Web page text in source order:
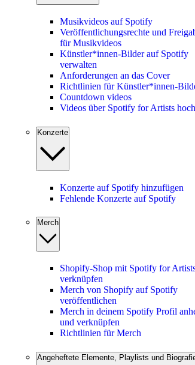
Musikvideos auf Spotify
Veröffentlichungsrechte und
für Musikvideos
Künstler*innen-Bilder auf Spotify
verwalten
Anforderungen an das Cover
Richtlinien für Künstler*innen-
Countdown videos
Videos über Spotify for Artists
Konzerte
Konzerte auf Spotify hinzufügen
Fehlende Konzerte auf Spotify
Merch
Shopify-Shop mit Spotify for
verknüpfen
Merch von Shopify auf Spotify
veröffentlichen
Merch in deinem Spotify Profil
und verknüpfen
Richtlinien für Merch
Angeheftete Elemente, Playlists und